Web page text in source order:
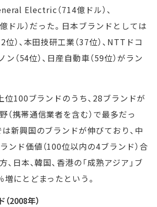
Electric（714億ドル）、
ドル）だった。日本ブランドとしては
位）、本田技研工業（37位）、NTTドコ
ン（54位）、日産自動車（59位）がラン
位100ブランドのうち、28ブランドが
（携帯通信業者を含む）で最多だっ
は新興国のブランドが伸びており、中
ンド価値（100位以内の4ブランド）合
日本、韓国、香港の「成熟アジア」ブ
にとどまったという。
2008年）